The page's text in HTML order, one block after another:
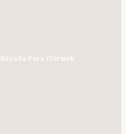
Rüyada Para Görmek